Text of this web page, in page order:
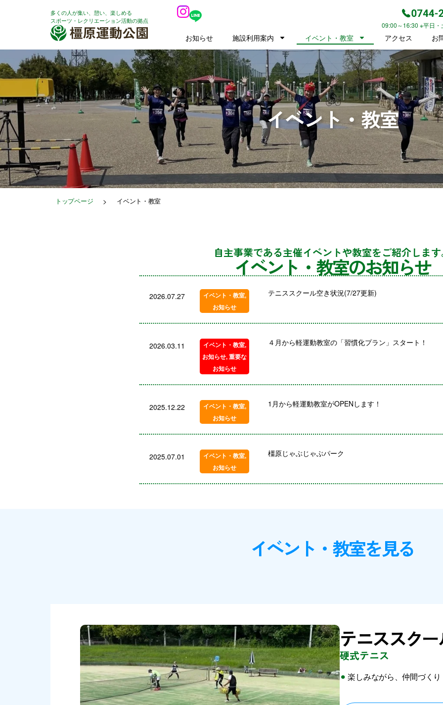
ス
キ
ッ
多くの人が集い、憩い、楽しめる
スポーツ・レクリエーション活動の拠点
09:00～16:30 ※平日・
お知らせ 施設利用案内 イベント・教室 アクセス お
イベント・教室
トップページ > イベント・教室
自主事業である主催イベントや教室をご紹介しま
イベント・教室のお知らせ
2026.07.27 イベント・教室,
お知らせ
テニススクール空き状況(7/27更新)
2026.03.11 イベント・教室,
お知らせ,重要な
お知らせ
４月から軽運動教室の「習慣化プラン」スタート！
2025.12.22 イベント・教室,
お知らせ
1月から軽運動教室がOPENします！
2025.07.01 イベント・教室,
お知らせ
橿原じゃぶじゃぶパーク
イベント・教室を見る
テニススク
硬式テニス
⚫︎ 楽しみながら、仲間づく